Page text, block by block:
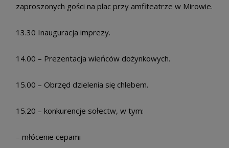
zaproszonych gości na plac przy amfiteatrze w Mirowie.
13.30 Inauguracja imprezy.
14.00 – Prezentacja wieńców dożynkowych.
15.00 – Obrzęd dzielenia się chlebem.
15.20 – konkurencje sołectw, w tym:
– młócenie cepami